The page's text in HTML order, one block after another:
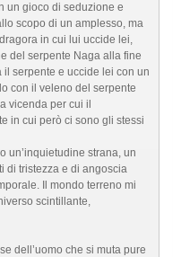
un gioco di seduzione e
scopo di un amplesso, ma
in cui lui uccide lei,
del serpente Naga alla fine
serpente e uccide lei con un
con il veleno del serpente
vicenda per cui il
in cui però ci sono gli stessi
un’inquietudine strana, un
di tristezza e di angoscia
Il mondo terreno mi
scintillante,
dell’uomo che si muta pure